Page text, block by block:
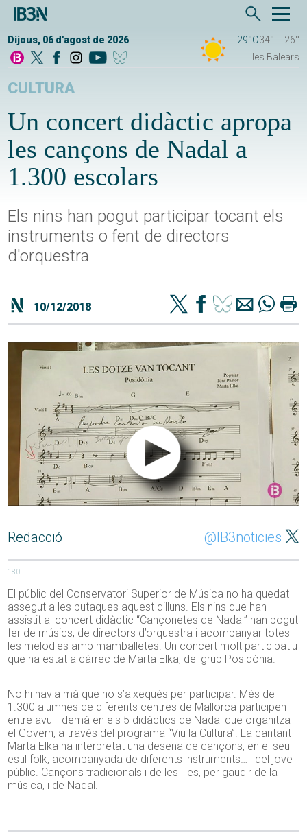
Dijous, 06 d'agost de 2026 29°C34°
26°
Illes Balears
CULTURA
Un concert didàctic apropa
les cançons de Nadal a
1.300 escolars
Els nins han pogut participar tocant els
instruments o fent de directors
d'orquestra
10/12/2018
Redacció @IB3noticies
180
El públic del Conservatori Superior de Música no ha quedat
assegut a les butaques aquest dilluns. Els nins que han
assistit al concert didàctic “Cançonetes de Nadal” han pogut
fer de músics, de directors d’orquestra i acompanyar totes
les melodies amb mamballetes. Un concert molt participatiu
que ha estat a càrrec de Marta Elka, del grup Posidònia.
No hi havia mà que no s’aixequés per participar. Més de
1.300 alumnes de diferents centres de Mallorca participen
entre avui i demà en els 5 didàctics de Nadal que organitza
el Govern, a través del programa “Viu la Cultura”. La cantant
Marta Elka ha interpretat una desena de cançons, en el seu
estil folk, acompanyada de diferents instruments… i del jove
públic. Cançons tradicionals i de les illes, per gaudir de la
música, i de Nadal.